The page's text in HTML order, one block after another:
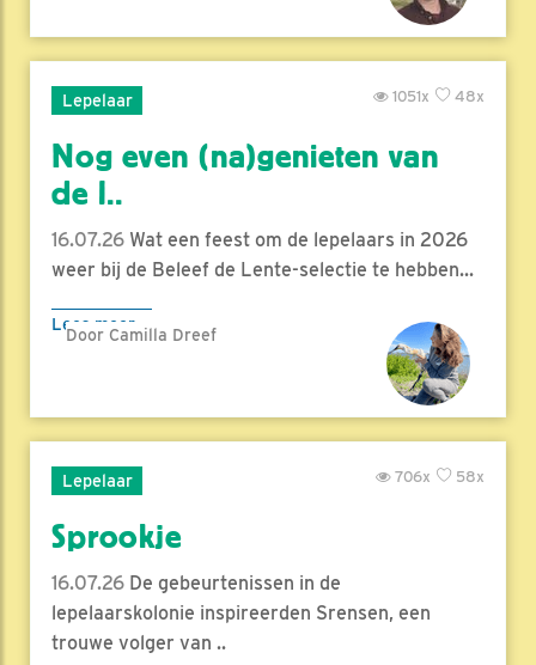
Lepelaar 48x
1051x
Nog even (na)genieten van
de l..
16.07.26 Wat een feest om de lepelaars in 2026
weer bij de Beleef de Lente-selectie te hebben...
Lees meer
Door Camilla Dreef
Lepelaar 58x
706x
Sprookje
16.07.26 De gebeurtenissen in de
lepelaarskolonie inspireerden Srensen, een
trouwe volger van ..